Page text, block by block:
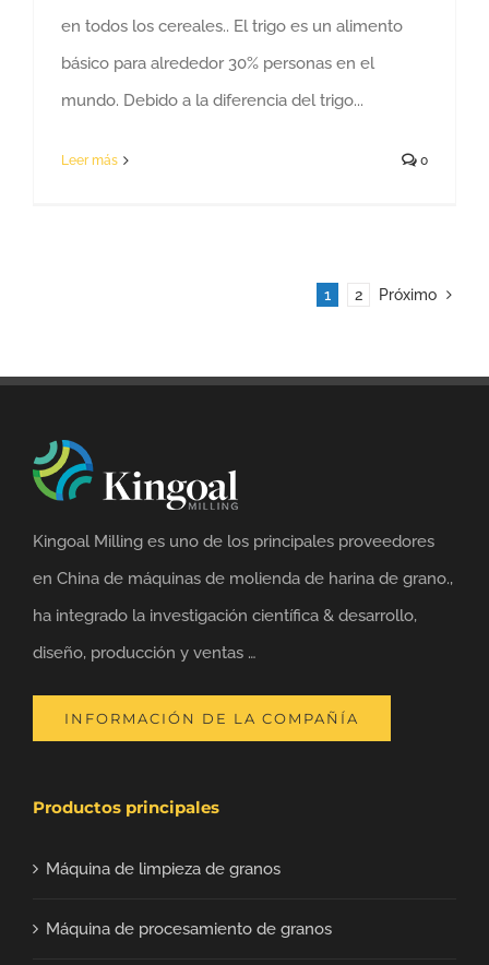
en todos los cereales.. El trigo es un alimento
básico para alrededor 30% personas en el
mundo. Debido a la diferencia del trigo...
Leer más 0
1 2 Próximo
Kingoal Milling es uno de los principales proveedores
en China de máquinas de molienda de harina de grano.,
ha integrado la investigación científica & desarrollo,
diseño, producción y ventas …
INFORMACIÓN DE LA COMPAÑÍA
Productos principales
Máquina de limpieza de granos
Máquina de procesamiento de granos